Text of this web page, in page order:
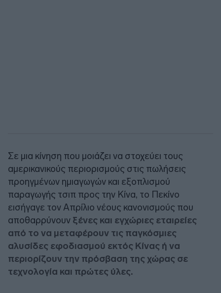
Σε μια κίνηση που μοιάζει να στοχεύει τους
αμερικανικούς περιορισμούς στις πωλήσεις
προηγμένων ημιαγωγών και εξοπλισμού
παραγωγής τσιπ προς την Κίνα, το Πεκίνο
εισήγαγε τον Απρίλιο νέους κανονισμούς που
αποθαρρύνουν ξένες και εγχώριες εταιρείες
από το να μεταφέρουν τις παγκόσμιες
αλυσίδες εφοδιασμού εκτός Κίνας ή να
περιορίζουν την πρόσβαση της χώρας σε
τεχνολογία και πρώτες ύλες.